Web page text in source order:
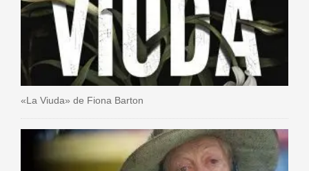
«La Viuda» de Fiona Barton